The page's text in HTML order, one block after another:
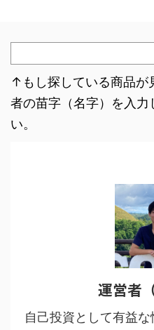
↑もし探している商品が
者の苗字（名字）を入力
い。
運営者
自己投資として有益